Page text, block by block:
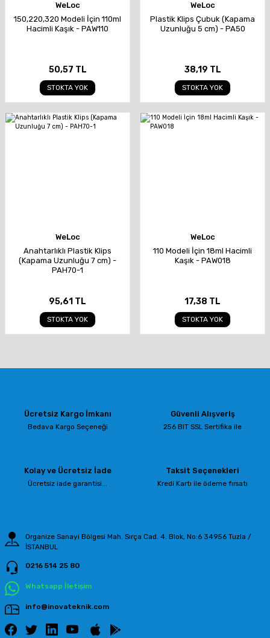
WeLoc
150,220,320 Modeli İçin 110ml
Hacimli Kaşık - PAW110
50,57 TL
STOKTA YOK
WeLoc
Plastik Klips Çubuk (Kapama
Uzunluğu 5 cm) - PA50
38,19 TL
STOKTA YOK
WeLoc
Anahtarlıklı Plastik Klips
(Kapama Uzunluğu 7 cm) -
PAH70-1
95,61 TL
STOKTA YOK
WeLoc
110 Modeli İçin 18ml Hacimli
Kaşık - PAW018
17,38 TL
STOKTA YOK
Ücretsiz Kargo İmkanı
Bedava Kargo Seçeneği
Güvenli Alışveriş
256 BIT SSL Sertifika ile
Kolay ve Ücretsiz İade
Ücretsiz iade garantisi...
Taksit Seçenekleri
Kredi Kartı ile ödeme fırsatı
Organize Sanayi Bölgesi Mah. Sırça Cad. 4. Blok, No:6 34956 Tuzla /
İSTANBUL
0216 514 25 80
Whatsapp İletişim
info@inovateknik.com